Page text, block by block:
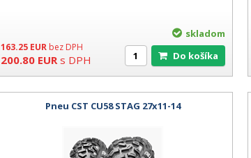
163.25 EUR bez DPH
200.80 EUR s DPH
skladom
Do košíka
Pneu CST CU58 STAG 27x11-14